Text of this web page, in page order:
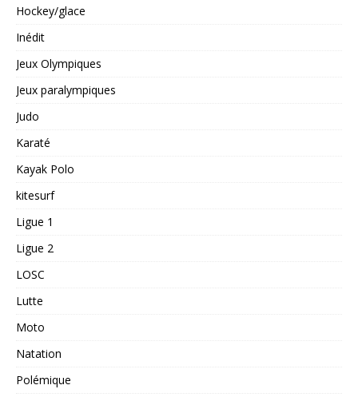
Hockey/glace
Inédit
Jeux Olympiques
Jeux paralympiques
Judo
Karaté
Kayak Polo
kitesurf
Ligue 1
Ligue 2
LOSC
Lutte
Moto
Natation
Polémique